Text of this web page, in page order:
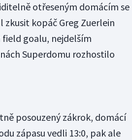
otřeseným domácím se
kopáč Greg Zuerlein
field goalu, nejdelším
Superdomu rozhostilo
posouzený zákrok, domácí
zápasu vedli 13:0, pak ale